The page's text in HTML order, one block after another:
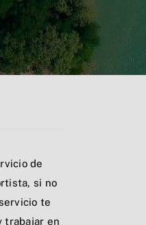
de
si no
te
trabajar en